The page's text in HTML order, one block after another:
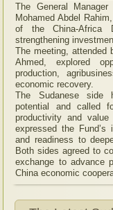
The General
Mohamed Abdel
of the China-Africa
strengthening
The meeting, attended
Ahmed, explored
production,
economic recovery.
The Sudanese side
potential and called
productivity and
expressed the Fund’s
and readiness to
Both sides agreed to
exchange to advance
China economic